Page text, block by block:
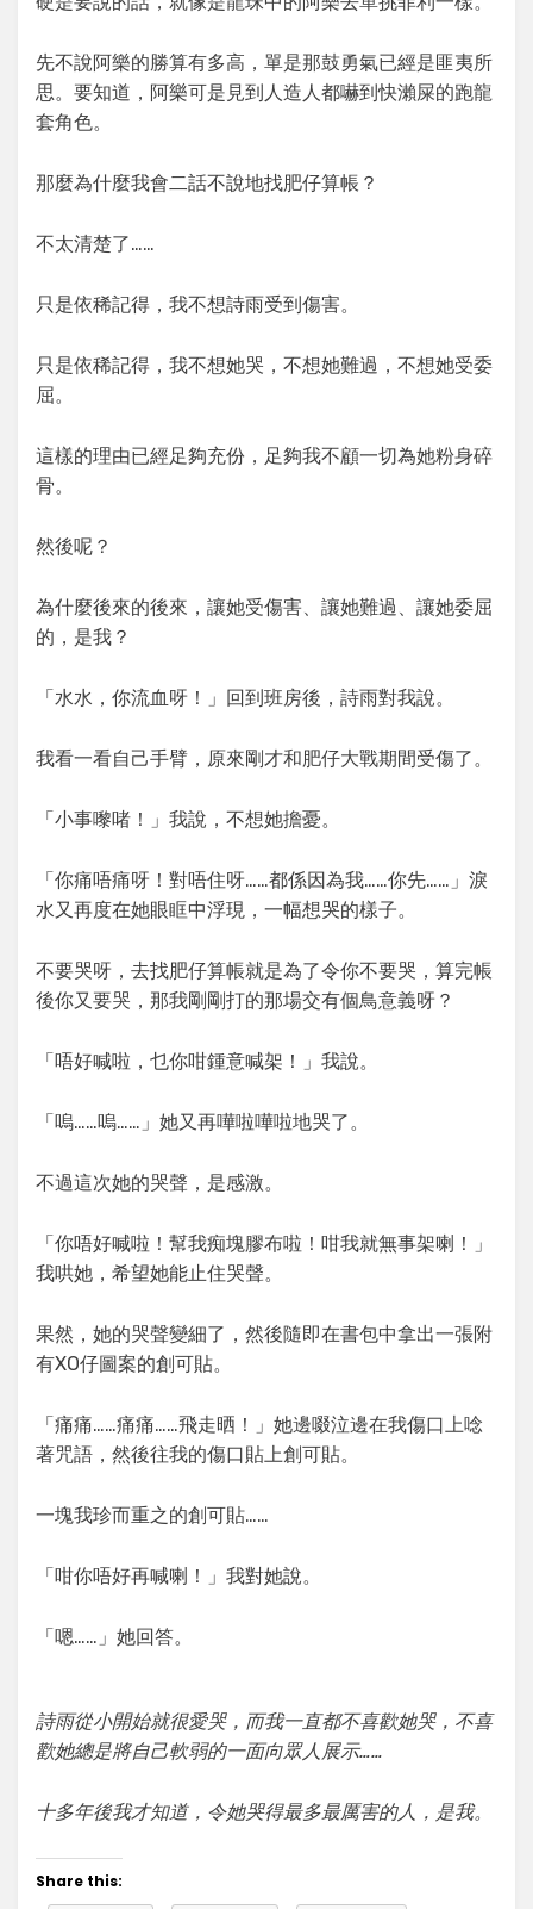
先不說阿樂的勝算有多高，單是那鼓勇氣已經是匪夷所
思。要知道，阿樂可是見到人造人都嚇到快瀨屎的跑龍
套角色。
那麼為什麼我會二話不說地找肥仔算帳？
不太清楚了……
只是依稀記得，我不想詩雨受到傷害。
只是依稀記得，我不想她哭，不想她難過，不想她受委
屈。
這樣的理由已經足夠充份，足夠我不顧一切為她粉身碎
骨。
然後呢？
為什麼後來的後來，讓她受傷害、讓她難過、讓她委屈
的，是我？
「水水，你流血呀！」回到班房後，詩雨對我說。
我看一看自己手臂，原來剛才和肥仔大戰期間受傷了。
「小事嚟啫！」我說，不想她擔憂。
「你痛唔痛呀！對唔住呀……都係因為我……你先……」淚
水又再度在她眼眶中浮現，一幅想哭的樣子。
不要哭呀，去找肥仔算帳就是為了令你不要哭，算完帳
後你又要哭，那我剛剛打的那場交有個鳥意義呀？
「唔好喊啦，乜你咁鍾意喊架！」我說。
「嗚……嗚……」她又再嘩啦嘩啦地哭了。
不過這次她的哭聲，是感激。
「你唔好喊啦！幫我痴塊膠布啦！咁我就無事架喇！」
我哄她，希望她能止住哭聲。
果然，她的哭聲變細了，然後隨即在書包中拿出一張附
有XO仔圖案的創可貼。
「痛痛……痛痛……飛走晒！」她邊啜泣邊在我傷口上唸
著咒語，然後往我的傷口貼上創可貼。
一塊我珍而重之的創可貼……
「咁你唔好再喊喇！」我對她說。
「嗯……」她回答。
詩雨從小開始就很愛哭，而我一直都不喜歡她哭，不喜
歡她總是將自己軟弱的一面向眾人展示……
十多年後我才知道，令她哭得最多最厲害的人，是我。
Share this: